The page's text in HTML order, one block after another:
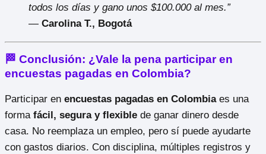
todos los días y gano unos $100.000 al mes.”
— Carolina T., Bogotá
🏁 Conclusión: ¿Vale la pena participar en
encuestas pagadas en Colombia?
Participar en encuestas pagadas en Colombiaes una
forma fácil, segura y flexible de ganar dinero desde
casa. No reemplaza un empleo, pero sí puede ayudarte
con gastos diarios. Con disciplina, múltiples registros y